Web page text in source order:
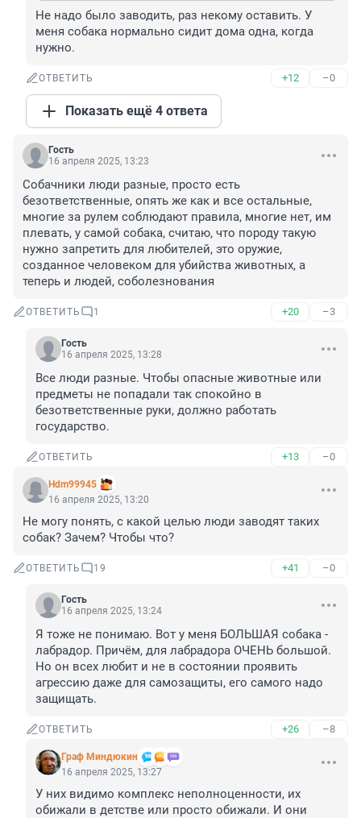
Не надо было заводить, раз некому оставить. У
меня собака нормально сидит дома одна, когда
нужно.
ОТВЕТИТЬ +12 –0
Показать ещё 4 ответа
Гость
16 апреля 2025, 13:23
Собачники люди разные, просто есть
безответственные, опять же как и все остальные,
многие за рулем соблюдают правила, многие нет, им
плевать, у самой собака, считаю, что породу такую
нужно запретить для любителей, это оружие,
созданное человеком для убийства животных, а
теперь и людей, соболезнования
ОТВЕТИТЬ 1 +20 –3
Гость
16 апреля 2025, 13:28
Все люди разные. Чтобы опасные животные или
предметы не попадали так спокойно в
безответственные руки, должно работать
государство.
ОТВЕТИТЬ +13 –0
Hdm99945
16 апреля 2025, 13:20
Не могу понять, с какой целью люди заводят таких
собак? Зачем? Чтобы что?
ОТВЕТИТЬ 19 +41 –0
Гость
16 апреля 2025, 13:24
Я тоже не понимаю. Вот у меня БОЛЬШАЯ собака -
лабрадор. Причём, для лабрадора ОЧЕНЬ большой.
Но он всех любит и не в состоянии проявить
агрессию даже для самозащиты, его самого надо
защищать.
ОТВЕТИТЬ +26 –8
Граф Миндюкин
16 апреля 2025, 13:27
У них видимо комплекс неполноценности, их
обижали в детстве или просто обижали. И они